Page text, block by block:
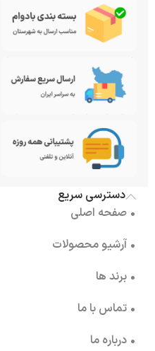
دسترسی سریع
• صفحه اصلی
• آرشیو محصولات
• برند ها
• تماس با ما
• درباره ما